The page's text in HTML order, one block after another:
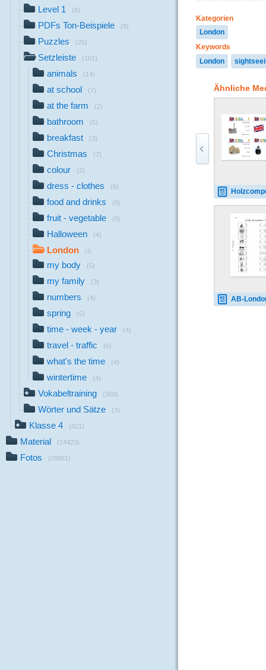
Level 1 (8)
PDFs Ton-Beispiele (8)
Puzzles (25)
Setzleiste (101)
animals (14)
at school (7)
at the farm (2)
bathroom (5)
breakfast (3)
Christmas (7)
colour (2)
dress - clothes (6)
food and drinks (5)
fruit - vegetable (8)
Halloween (4)
London (3)
my body (5)
my family (3)
numbers (4)
spring (5)
time - week - year (4)
travel - traffic (6)
what's the time (4)
wintertime (4)
Vokabeltraining (360)
Wörter und Sätze (3)
Klasse 4 (821)
Material (14423)
Fotos (28981)
Kategorien
London
Keywords
London
Ähnliche
Holzcomputer
AB-London-draw-